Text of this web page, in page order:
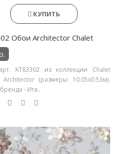
КУПИТЬ
Обои Architector Chalet
KT83302 из коллекции Chalet
Architector (размеры: 10.05х0.53м).
- Ита..